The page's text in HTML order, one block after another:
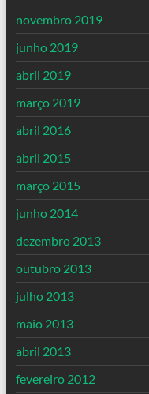
novembro 2019
junho 2019
abril 2019
março 2019
abril 2016
abril 2015
março 2015
junho 2014
dezembro 2013
outubro 2013
julho 2013
maio 2013
abril 2013
fevereiro 2012